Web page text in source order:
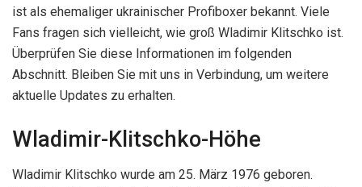
ist als ehemaliger ukrainischer Profiboxer bekannt. Viele
Fans fragen sich vielleicht, wie groß Wladimir Klitschko ist.
Überprüfen Sie diese Informationen im folgenden
Abschnitt. Bleiben Sie mit uns in Verbindung, um weitere
aktuelle Updates zu erhalten.
Wladimir-Klitschko-Höhe
Wladimir Klitschko wurde am 25. März 1976 geboren.